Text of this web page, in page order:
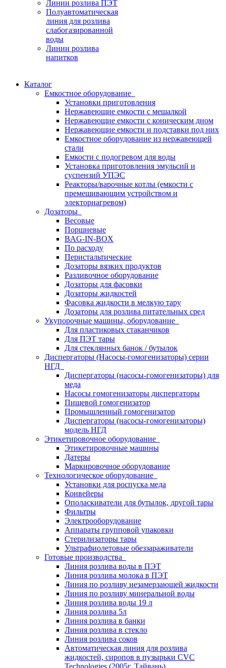
Линии розлива ПЭТ
Полуавтоматическая
линия для розлива
слабогазированной
воды
Линии розлива
напитков
Каталог
Емкостное оборудование
Установки приготовления
Нержавеющие емкости с мешалкой
Нержавеющие емкости с коническим дном
Нержавеющие емкости и подставки под них
Емкостное оборудование из нержавеющей
стали
Емкости с подогревом для воды
Установка приготовления эмульсий и
суспензий УПЭС
Реакторы/варочные котлы (емкости с
премешивающим устройством и
электорнагревом)
Дозаторы
Весовые
Поршневые
BAG-IN-BOX
По расходу
Перистальтические
Дозаторы вязких продуктов
Разливочное оборудование
Дозаторы для фасовки
Дозаторы жидкостей
Фасовка жидкости в мелкую тару
Дозаторы для розлива питательных сред
Укупорочные машины, оборудование
Для пластиковых стаканчиков
Для ПЭТ тары
Для стеклянных банок / бутылок
Диспергаторы (Насосы-гомогенизаторы) серии
НГД
Диспергаторы (насосы-гомогенизаторы) для
меда
Насосы гомогенизаторы диспергаторы
Пищевой гомогенизатор
Промышленный гомогенизатор
Диспергаторы (насосы-гомогенизаторы)
модель НГД
Этикетировочное оборудование
Этикетировочные машины
Датеры
Маркировочное оборудование
Технологическое оборудование
Установки для роспуска меда
Конвейеры
Ополаскиватели для бутылок, другой тары
Фильтры
Электрооборудование
Аппараты групповой упаковки
Стерилизаторы тары
Ультрафиолетовые обеззараживатели
Готовые производства
Линия розлива воды в ПЭТ
Линия розлива молока в ПЭТ
Линия по розливу незамерзающей жидкости
Линия по розливу минеральной воды
Линия розлива воды 19 л
Линия розлива 5л
Линия розлива в банки
Линия розлива в стекло
Линия розлива соков
Автоматическая линия для розлива
жидкостей, сиропов в пузырьки CVC
Technologies (2005г.,Тайвань)